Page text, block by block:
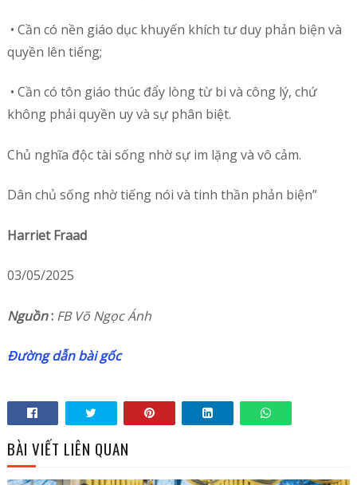
• Cần có nền giáo dục khuyến khích tư duy phản biện và
quyền lên tiếng;
• Cần có tôn giáo thúc đẩy lòng từ bi và công lý, chứ
không phải quyền uy và sự phân biệt.
Chủ nghĩa độc tài sống nhờ sự im lặng và vô cảm.
Dân chủ sống nhờ tiếng nói và tinh thần phản biện”
Harriet Fraad
03/05/2025
Nguồn: FB Võ Ngọc Ánh
Đường dẫn bài gốc
BÀI VIẾT LIÊN QUAN